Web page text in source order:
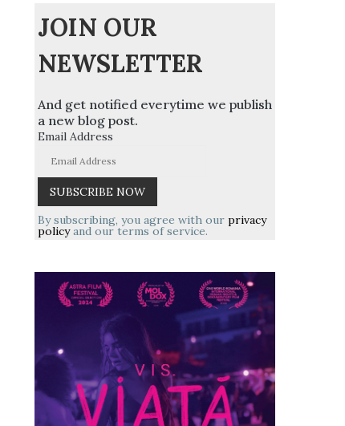
JOIN OUR
NEWSLETTER
And get notified everytime we publish
a new blog post.
Email Address
By subscribing, you agree with our privacy
policyand our terms of service.